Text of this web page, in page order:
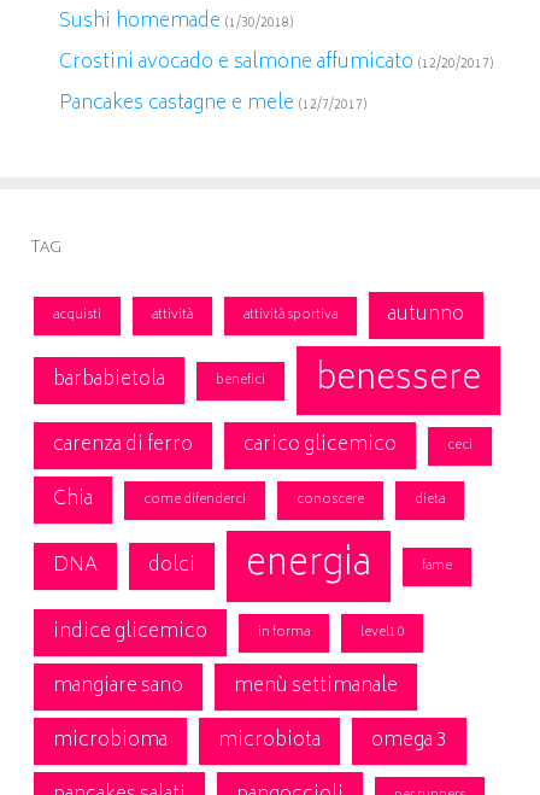
Sushi homemade (1/30/2018)
Crostini avocado e salmone affumicato (12/20/2017)
Pancakes castagne e mele (12/7/2017)
Tag
acquisti attività attività sportiva
autunno
barbabietola
benefici benessere
carenza di ferro carico glicemico ceci
Chia come difenderci conoscere dieta
DNA dolci energia fame
indice glicemico in forma level10
mangiare sano
menù settimanale
microbioma
microbiota
omega 3